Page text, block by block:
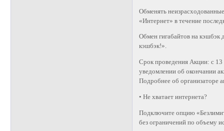
Обменять
«Интернет» в течение
Обмен гигабайтов на
кэшбэк!».
Срок проведения Акции: с 13
уведомлении об окончании
Подробнее об организаторе
• Не хватает интернета?
Подключите опцию
без ограничений по объему